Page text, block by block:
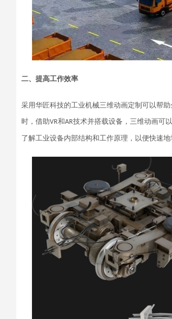
二、提高工作效率
采用华匠科技的工业机械三维动画定制可以帮
时，借助VR和AR技术并搭载设备， 三维动画可
了解工业设备内部结构和工作原理，以便快速地